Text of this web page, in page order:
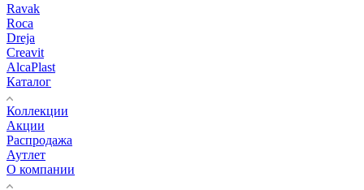
Ravak
Roca
Dreja
Creavit
AlcaPlast
Каталог
Коллекции
Акции
Распродажа
Аутлет
О компании